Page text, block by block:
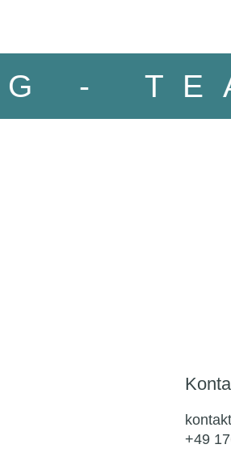
-
+49